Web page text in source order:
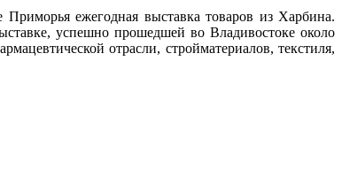
Приморья ежегодная выставка товаров из Харбина.
успешно прошедшей во Владивостоке около
отрасли, стройматериалов, текстиля,